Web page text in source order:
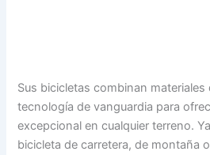
Sus bicicletas combinan materiales
tecnología de vanguardia para
excepcional en cualquier terreno.
bicicleta de carretera, de montaña